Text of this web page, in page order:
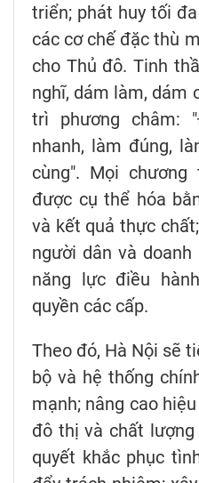
triển; phát huy tối
các cơ chế đặc thù
cho Thủ đô. Tinh
nghĩ, dám làm, dám
trì phương châm:
nhanh, làm đúng,
cùng". Mọi
được cụ thể hóa
và kết quả thực
người dân và
năng lực điều
quyền các cấp.
Theo đó, Hà Nội sẽ
bộ và hệ thống
mạnh; nâng cao
đô thị và chất
quyết khắc phục